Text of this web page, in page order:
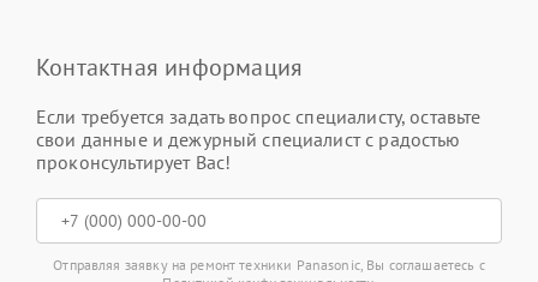
Контактная информация
Если требуется задать вопрос специалисту, оставьте
свои данные и дежурный специалист с радостью
проконсультирует Вас!
Отправляя заявку на ремонт техники Panasonic, Вы соглашаетесь с